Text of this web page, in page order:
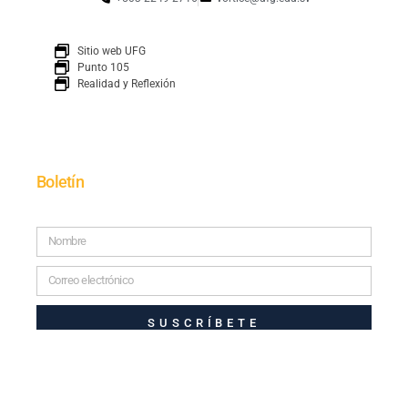
Sitio web UFG
Punto 105
Realidad y Reflexión
Boletín
SUSCRÍBETE